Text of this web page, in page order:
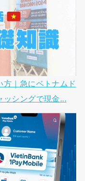
方｜急にベトナムド
ッシングで現金...